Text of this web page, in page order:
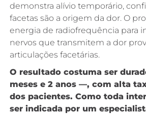
demonstra alívio temporário,
facetas são a origem da dor. O
energia de radiofrequência para
nervos que transmitem a dor
articulações facetárias.
O resultado costuma ser
meses e 2 anos —, com alta
dos pacientes. Como toda
ser indicada por um